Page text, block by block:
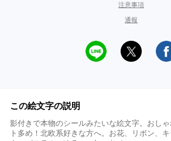
注意事項
通報
この絵文字の説明
影付きで本物のシールみたいな絵文字。おし
ト多め！北欧系好きな方へ。お花、リボン、